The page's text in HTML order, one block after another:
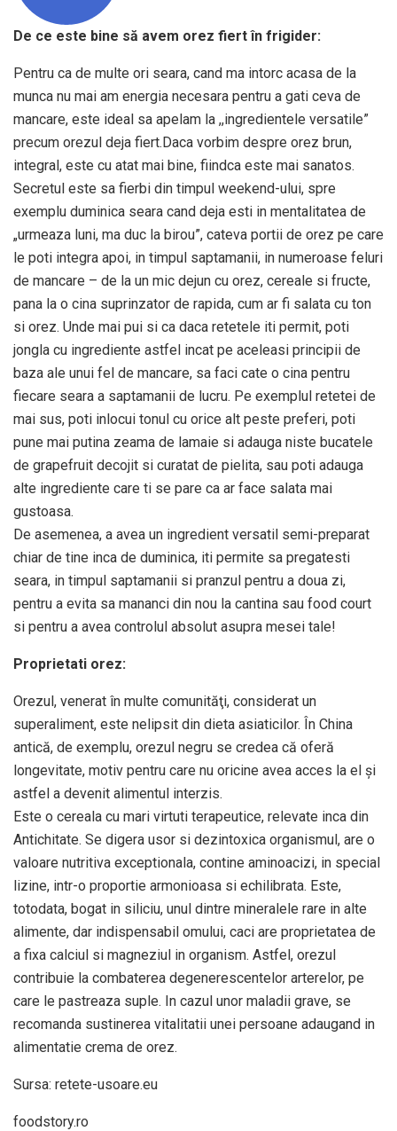
De ce este bine să avem orez fiert în frigider:
Pentru ca de multe ori seara, cand ma intorc acasa de la
munca nu mai am energia necesara pentru a gati ceva de
mancare, este ideal sa apelam la ,,ingredientele versatile”
precum orezul deja fiert.Daca vorbim despre orez brun,
integral, este cu atat mai bine, fiindca este mai sanatos.
Secretul este sa fierbi din timpul weekend-ului, spre
exemplu duminica seara cand deja esti in mentalitatea de
„urmeaza luni, ma duc la birou”, cateva portii de orez pe care
le poti integra apoi, in timpul saptamanii, in numeroase feluri
de mancare – de la un mic dejun cu orez, cereale si fructe,
pana la o cina suprinzator de rapida, cum ar fi salata cu ton
si orez. Unde mai pui si ca daca retetele iti permit, poti
jongla cu ingrediente astfel incat pe aceleasi principii de
baza ale unui fel de mancare, sa faci cate o cina pentru
fiecare seara a saptamanii de lucru. Pe exemplul retetei de
mai sus, poti inlocui tonul cu orice alt peste preferi, poti
pune mai putina zeama de lamaie si adauga niste bucatele
de grapefruit decojit si curatat de pielita, sau poti adauga
alte ingrediente care ti se pare ca ar face salata mai
gustoasa.
De asemenea, a avea un ingredient versatil semi-preparat
chiar de tine inca de duminica, iti permite sa pregatesti
seara, in timpul saptamanii si pranzul pentru a doua zi,
pentru a evita sa mananci din nou la cantina sau food court
si pentru a avea controlul absolut asupra mesei tale!
Proprietati orez:
Orezul, venerat în multe comunităţi, considerat un
superaliment, este nelipsit din dieta asiaticilor. În China
antică, de exemplu, orezul negru se credea că oferă
longevitate, motiv pentru care nu oricine avea acces la el şi
astfel a devenit alimentul interzis.
Este o cereala cu mari virtuti terapeutice, relevate inca din
Antichitate. Se digera usor si dezintoxica organismul, are o
va­loare nutritiva exceptionala, contine aminoacizi, in special
lizine, intr-o proportie armonioasa si echilibrata. Este,
totodata, bogat in siliciu, unul dintre mineralele rare in alte
alimente, dar indispensabil omului, caci are proprietatea de
a fixa calciul si magneziul in organism. Astfel, orezul
contribuie la combaterea degenerescentelor arterelor, pe
care le pastreaza suple. In cazul unor maladii grave, se
recomanda sustinerea vitalitatii unei persoane adaugand in
alimentatie crema de orez.
Sursa: retete-usoare.eu
foodstory.ro